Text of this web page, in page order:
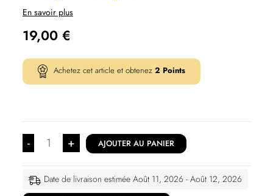
En savoir plus
19,00 €
Achetez cet article et obtenez 2 Points
- + AJOUTER AU PANIER
Date de livraison estimée Août 11, 2026 - Août 12, 2026